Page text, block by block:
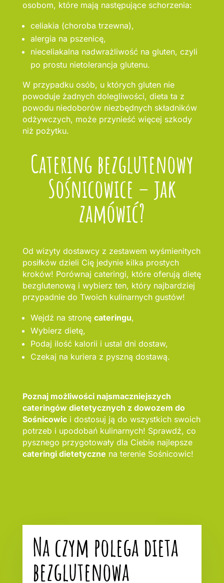
osobom, które mają następujące schorzenia:
celiakia (choroba trzewna),
alergia na pszenicę,
nieceliakalna nadwrażliwość na gluten, czyli
po prostu nietolerancja glutenu.
W przypadku osób, u których gluten nie
powoduje żadnych dolegliwości, dieta ta z
powodu niedoborów niezbędnych składników
odżywczych, może przynieść więcej szkody
niż pożytku.
Catering bezglutenowy
Sośnicowice – jak
zamówić?
Od wizyty dostawcy z zestawem wyśmienitych
posiłków dzieli Cię jedynie kilka prostych
kroków! Porównaj cateringi, które oferują dietę
bezglutenową i wybierz ten, który najbardziej
przypadnie do Twoich kulinarnych gustów!
Wejdź na stronę cateringu,
Wybierz dietę,
Podaj ilość kalorii i ustal dni dostaw,
Czekaj na kuriera z pyszną dostawą.
Poznaj możliwości najsmaczniejszych
cateringów dietetycznych z dowozem do
Sośnicowici dostosuj ją do wszystkich swoich
potrzeb i upodobań kulinarnych! Sprawdź, co
pysznego przygotowały dla Ciebie najlepsze
cateringi dietetyczne na terenie Sośnicowic!
Na czym polega dieta
bezglutenowa